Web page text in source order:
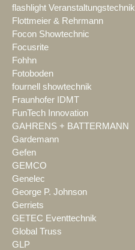
flashlight Veranstaltungstechnik
Flottmeier & Rehrmann
Focon Showtechnic
Focusrite
Fohhn
Fotoboden
fournell showtechnik
Fraunhofer IDMT
FunTech Innovation
GAHRENS + BATTERMANN
Gardemann
Gefen
GEMCO
Genelec
George P. Johnson
Gerriets
GETEC Eventtechnik
Global Truss
GLP